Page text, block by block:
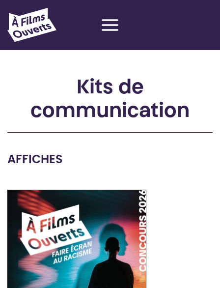
contenu
Kits de
communication
AFFICHES